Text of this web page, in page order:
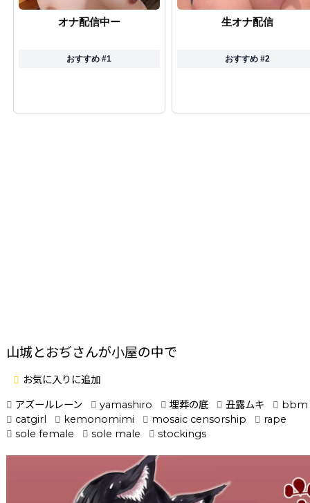
オナ配信中ー
おすすめ #1
生オナ配信
おすすめ #2
山城とおぢさんが小屋の中で
お気に入りに追加
アズールレーン
yamashiro 埋葬の底 丑露ムキ
bbm
catgirl
kemonomimi mosaic censorship
rape
sole female
sole male stockings